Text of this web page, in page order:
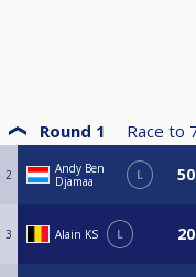
Round 1 Race to
2
Andy Ben
Djamaa
L
3 Alain KS L